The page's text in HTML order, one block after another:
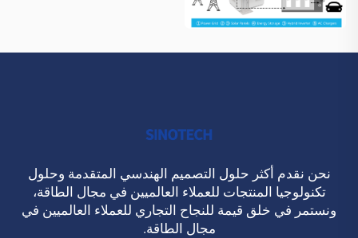
نحن نقدم أكثر حلول التصميم الهندسي المتقدمة وحلول
تكنولوجيا المنتجات للعملاء العالميين في مجال الطاقة،
ونستمر في خلق قيمة للنجاح التجاري للعملاء العالميين في
مجال الطاقة.